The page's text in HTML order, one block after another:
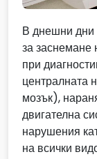
В днешни дни
за заснемане
при
централната
мозък),
двигателна
нарушения
на всички